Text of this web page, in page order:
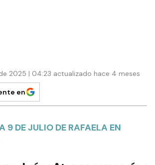
2025 | 04:23 actualizado hace 4 meses
en
9 DE JULIO DE RAFAELA EN